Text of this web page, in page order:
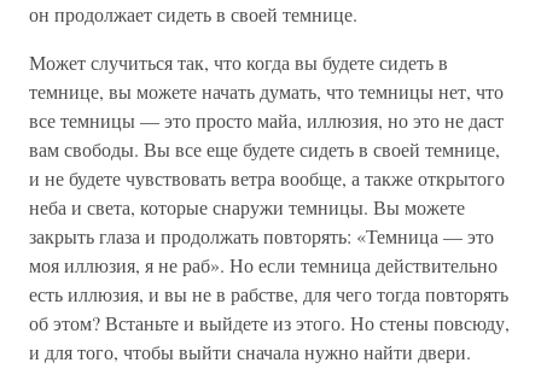
он продолжает сидеть в своей темнице.
Может случиться так, что когда вы будете сидеть в
темнице, вы можете начать думать, что темницы нет, что
все темницы — это просто майа, иллюзия, но это не даст
вам свободы. Вы все еще будете сидеть в своей темнице,
и не будете чувствовать ветра вообще, а также открытого
неба и света, которые снаружи темницы. Вы можете
закрыть глаза и продолжать повторять: «Темница — это
моя иллюзия, я не раб». Но если темница действительно
есть иллюзия, и вы не в рабстве, для чего тогда повторять
об этом? Встаньте и выйдете из этого. Но стены повсюду,
и для того, чтобы выйти сначала нужно найти двери.